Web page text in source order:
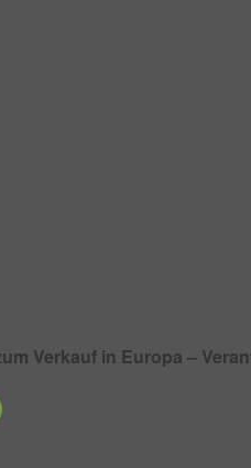
Verkauf in Europa –